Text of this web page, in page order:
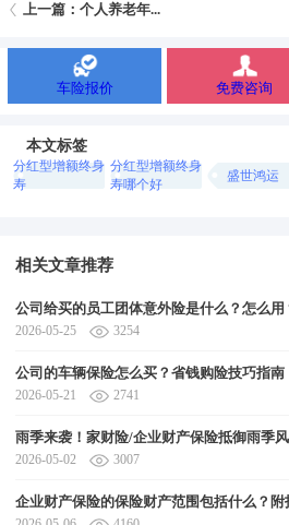
上一篇：个人养老年...
车险报价 免费咨询
本文标签
分红型增额终身
寿
分红型增额终身
寿哪个好
盛世鸿运
相关文章推荐
公司给买的员工团体意外险是什么？怎么用
2026-05-25 3254
公司的车辆保险怎么买？省钱购险技巧指南
2026-05-21 2741
雨季来袭！家财险/企业财产保险抵御雨季
2026-05-02 3007
企业财产保险的保险财产范围包括什么？附